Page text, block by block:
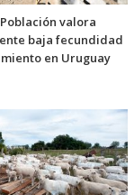
valora
baja fecundidad
en Uruguay